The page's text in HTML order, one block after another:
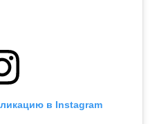
в Instagram